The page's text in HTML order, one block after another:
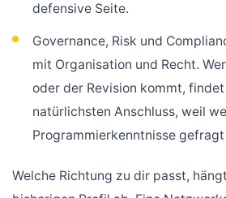
defensive Seite.
Governance, Risk und
mit Organisation und Recht.
oder der Revision kommt,
natürlichsten Anschluss, weil
Programmierkenntnisse gefragt
Welche Richtung zu dir passt,